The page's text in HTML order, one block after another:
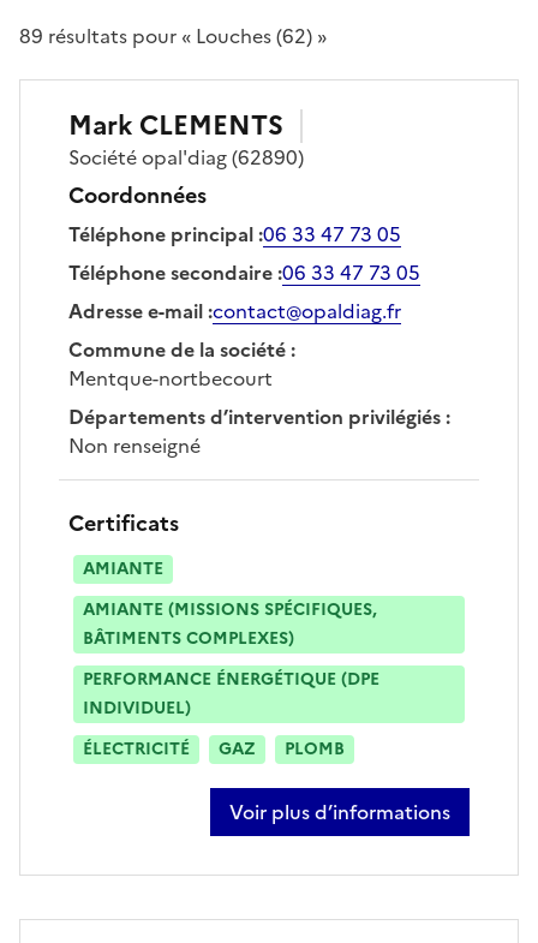
89 résultats pour « Louches (62) »
Mark CLEMENTS
Sociétéopal'diag(62890)
Coordonnées
Téléphone principal:06 33 47 73 05
Téléphone secondaire:06 33 47 73 05
Adresse e-mail:contact@opaldiag.fr
Commune de la société:
Mentque-nortbecourt
Départements d’intervention privilégiés:
Non renseigné
Certificats
AMIANTE
AMIANTE (MISSIONS SPÉCIFIQUES,
BÂTIMENTS COMPLEXES)
PERFORMANCE ÉNERGÉTIQUE (DPE
INDIVIDUEL)
ÉLECTRICITÉ
GAZ PLOMB
Voir plus d’informations
sur mark clements